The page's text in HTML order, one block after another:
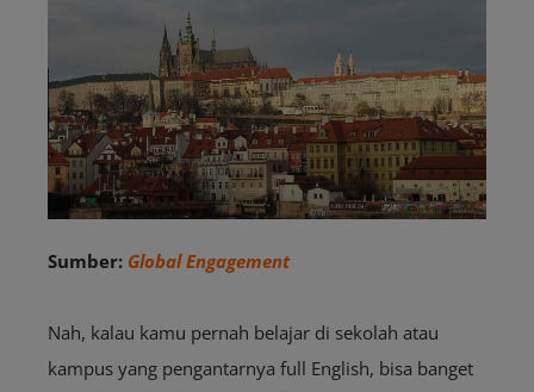
Sumber: Global Engagement
Nah, kalau kamu pernah belajar di sekolah atau
kampus yang pengantarnya full English, bisa banget